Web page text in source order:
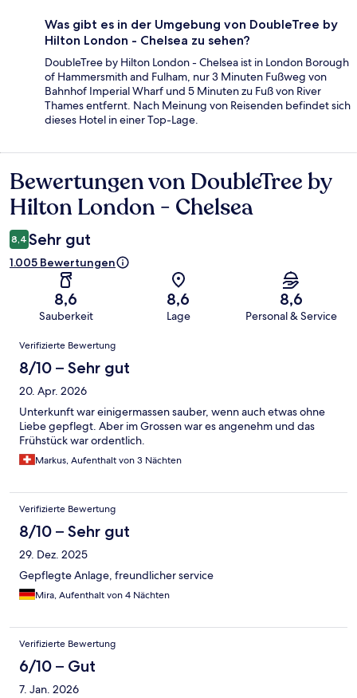
Was gibt es in der Umgebung von DoubleTree by
Hilton London - Chelsea zu sehen?
DoubleTree by Hilton London - Chelsea ist in London Borough
of Hammersmith and Fulham, nur 3 Minuten Fußweg von
Bahnhof Imperial Wharf und 5 Minuten zu Fuß von River
Thames entfernt. Nach Meinung von Reisenden befindet sich
dieses Hotel in einer Top-Lage.
Bewertungen
Bewertungen von DoubleTree by
Hilton London - Chelsea
8,4 Sehr gut
1.005 Bewertungen
8,6
Sauberkeit
8,6
Lage
8,6
Personal & Service
Bewertungen
Verifizierte Bewertung
8/10 – Sehr gut
20. Apr. 2026
Unterkunft war einigermassen sauber, wenn auch etwas ohne
Liebe gepflegt. Aber im Grossen war es angenehm und das
Frühstück war ordentlich.
Markus, Aufenthalt von 3 Nächten
Verifizierte Bewertung
8/10 – Sehr gut
29. Dez. 2025
Gepflegte Anlage, freundlicher service
Mira, Aufenthalt von 4 Nächten
Verifizierte Bewertung
6/10 – Gut
7. Jan. 2026